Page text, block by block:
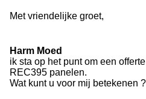
Met vriendelijke groet,
Harm Moed
ik sta op het punt om een
REC395 panelen.
Wat kunt u voor mij betekenen ?